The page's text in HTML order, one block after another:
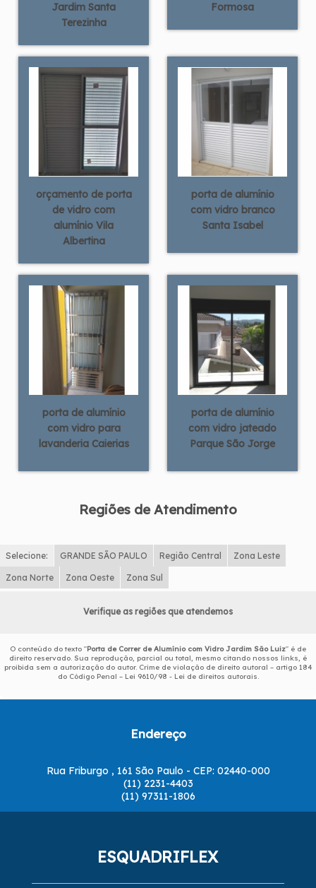
Jardim Santa
Terezinha
Formosa
orçamento de porta
de vidro com
alumínio Vila
Albertina
porta de alumínio
com vidro branco
Santa Isabel
porta de alumínio
com vidro para
lavanderia Caierias
porta de alumínio
com vidro jateado
Parque São Jorge
Regiões de Atendimento
Selecione: GRANDE SÃO PAULO Região Central Zona Leste
Zona Norte Zona Oeste Zona Sul
Verifique as regiões que atendemos
O conteúdo do texto "Porta de Correr de Alumínio com Vidro Jardim São Luiz" é de
direito reservado. Sua reprodução, parcial ou total, mesmo citando nossos links, é
proibida sem a autorização do autor. Crime de violação de direito autoral – artigo 184
do Código Penal – Lei 9610/98 - Lei de direitos autorais
Endereço
Rua Friburgo , 161 São Paulo - CEP: 02440-000
(11) 2231-4403
(11) 97311-1806
ESQUADRIFLEX